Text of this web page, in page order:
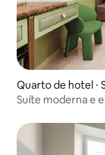
Quarto de hotel ⋅
Suíte moderna e